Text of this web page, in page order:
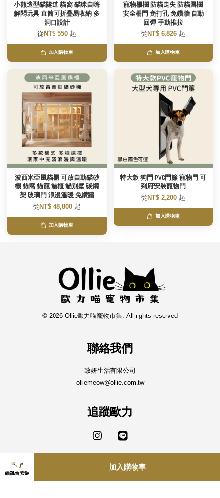
貓跳台安裝
加入購物車
小熊造型貓隧道 貓窩 貓咪自嗨
解悶玩具 直筒可折疊易收納 多
洞口設計
從 NT$ 550 起
加入購物車
寵物柵欄 防貓走失 防貓圍欄
安全柵門 免打孔 免鑽牆 自動
回彈 手動推拉
從 NT$ 6,826 起
加入購物車
波西米亞風貓櫃 可放自動貓砂
機 貓窩 貓籠 貓櫃 貓別墅 碳鋼
架 玻璃門 浪漫溫暖 免鑽牆
從 NT$ 48,800 起
加入購物車
特大款 狗門 PVC門簾 寵物門 可
到府安裝寵物門
從 NT$ 2,200 起
加入購物車
© 2026 Ollie歐力喵寵物市集. All rights reserved
聯絡我們
致妍生活有限公司
olliemeow@ollie.com.tw
追蹤歐力
Instagram
Visa